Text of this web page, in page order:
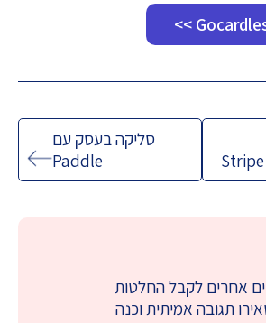
סליקה בעסק עם
Paddle
אחרים לקבל החלטות
תגובה אמיתית וכנה